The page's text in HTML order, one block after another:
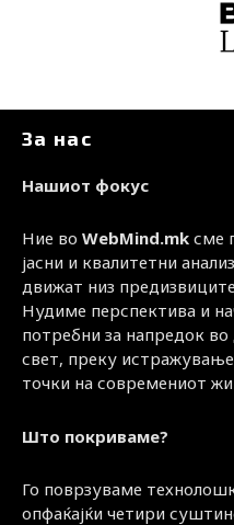
За нас
Нашиот фокус
Ние во WebMind.mk сме
јасни и квалитетни
движат низ
Нудиме перспектива и
потребни за напредок
свет, преку
точки на современиот
Што покриваме?
Го поврзуваме
опфаќајќи четири